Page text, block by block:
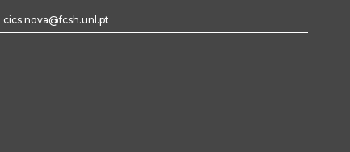
cics.nova@fcsh.unl.pt